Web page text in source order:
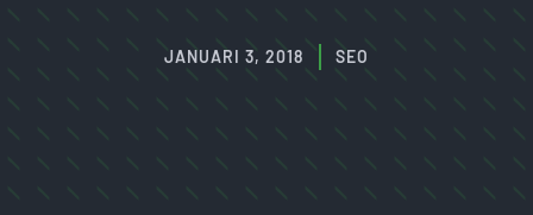
JANUARI 3, 2018 SEO